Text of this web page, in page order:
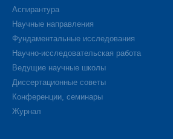
Аспирантура
Научные направления
Фундаментальные исследования
Научно-исследовательская работа
Ведущие научные школы
Диссертационные советы
Конференции, семинары
Журнал